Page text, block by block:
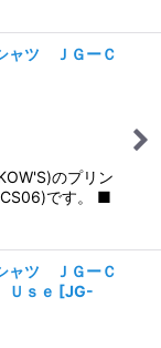
ャツ ＪＧーＣ
のプリン
です。 ■
ャツ ＪＧーＣ
ｓｅ [JG-